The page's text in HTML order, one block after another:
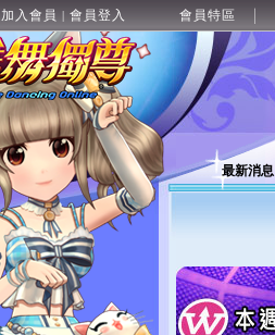
加入會員 | 會員登入 會員特區
最新消息